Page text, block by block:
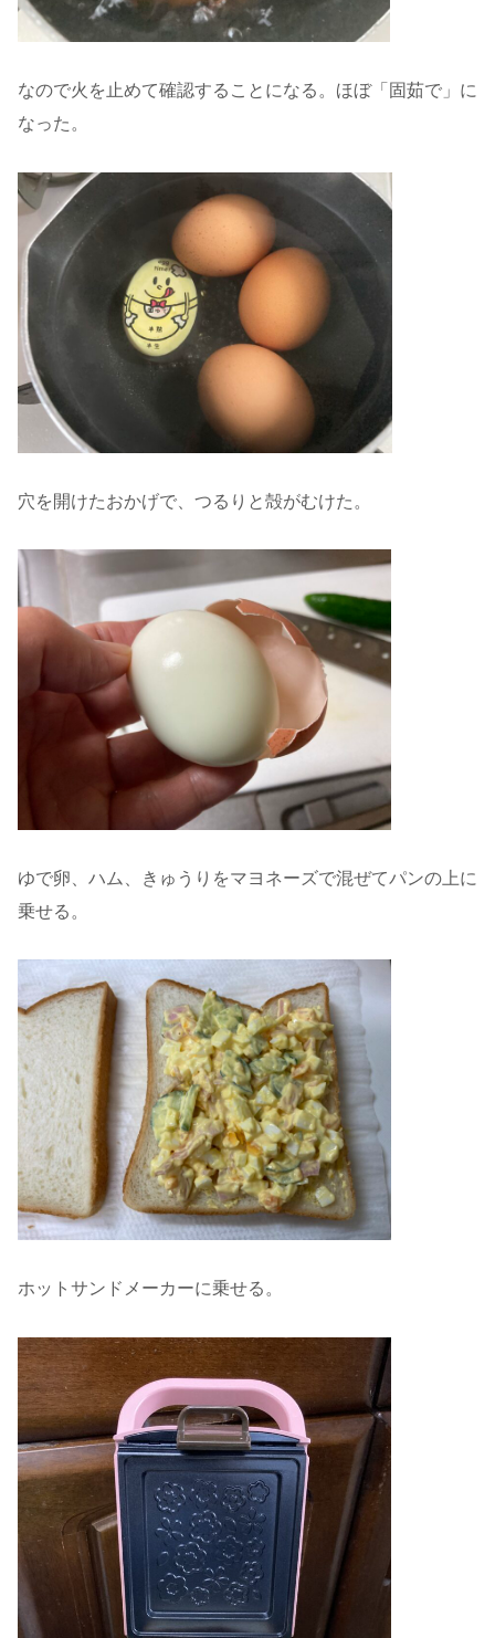
なので火を止めて確認することになる。ほぼ「固茹で」に
なった。
穴を開けたおかげで、つるりと殻がむけた。
ゆで卵、ハム、きゅうりをマヨネーズで混ぜてパンの上に
乗せる。
ホットサンドメーカーに乗せる。